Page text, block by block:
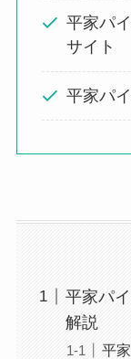
平家パ
サイト
平家パ
平家パ
解説
平